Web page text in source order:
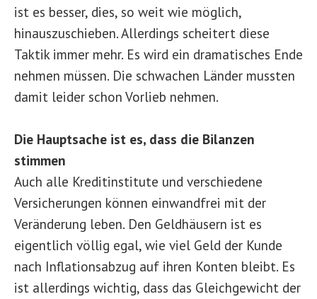
ist es besser, dies, so weit wie möglich,
hinauszuschieben. Allerdings scheitert diese
Taktik immer mehr. Es wird ein dramatisches Ende
nehmen müssen. Die schwachen Länder mussten
damit leider schon Vorlieb nehmen.
Die Hauptsache ist es, dass die Bilanzen
stimmen
Auch alle Kreditinstitute und verschiedene
Versicherungen können einwandfrei mit der
Veränderung leben. Den Geldhäusern ist es
eigentlich völlig egal, wie viel Geld der Kunde
nach Inflationsabzug auf ihren Konten bleibt. Es
ist allerdings wichtig, dass das Gleichgewicht der